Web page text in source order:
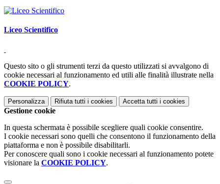
Liceo Scientifico
Questo sito o gli strumenti terzi da questo utilizzati si avvalgono di
cookie necessari al funzionamento ed utili alle finalità illustrate nella
COOKIE POLICY.
Personalizza Rifiuta tutti i cookies Accetta tutti i cookies
Gestione cookie
In questa schermata è possibile scegliere quali cookie consentire.
I cookie necessari sono quelli che consentono il funzionamento della
piattaforma e non è possibile disabilitarli.
Per conoscere quali sono i cookie necessari al funzionamento potete
visionare la COOKIE POLICY.